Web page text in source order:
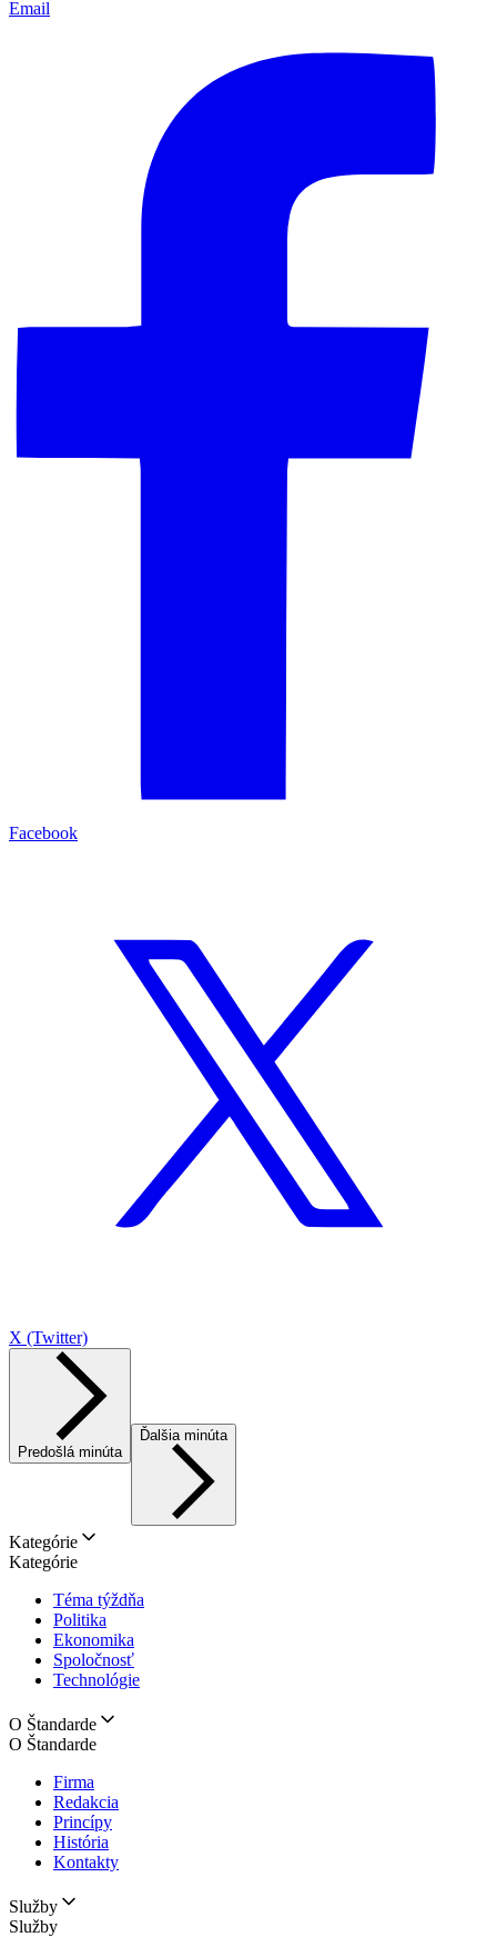
Email
Facebook
X (Twitter)
Predošlá minúta
Ďalšia minúta
Kategórie
Kategórie
Téma týždňa
Politika
Ekonomika
Spoločnosť
Technológie
O Štandarde
O Štandarde
Firma
Redakcia
Princípy
História
Kontakty
Služby
Služby